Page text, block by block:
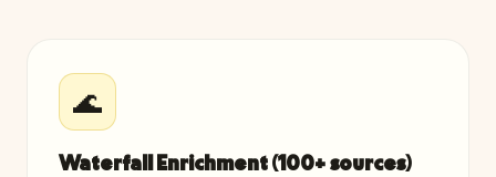
🌊
Waterfall Enrichment (100+ sources)